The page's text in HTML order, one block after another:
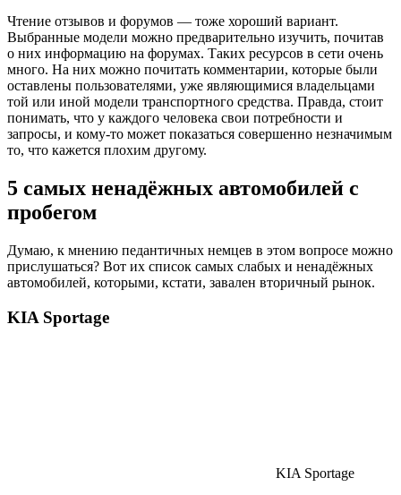
Чтение отзывов и форумов — тоже хороший вариант.
Выбранные модели можно предварительно изучить, почитав
о них информацию на форумах. Таких ресурсов в сети очень
много. На них можно почитать комментарии, которые были
оставлены пользователями, уже являющимися владельцами
той или иной модели транспортного средства. Правда, стоит
понимать, что у каждого человека свои потребности и
запросы, и кому-то может показаться совершенно незначимым
то, что кажется плохим другому.
5 самых ненадёжных автомобилей с
пробегом
Думаю, к мнению педантичных немцев в этом вопросе можно
прислушаться? Вот их список самых слабых и ненадёжных
автомобилей, которыми, кстати, завален вторичный рынок.
KIA Sportage
KIA Sportage